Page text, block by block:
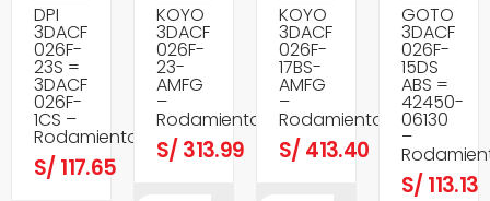
DPI
3DACF
026F-
23S =
3DACF
026F-
1CS –
Rodamientos
S/ 117.65
KOYO
3DACF
026F-
23-
AMFG
–
Rodamientos
S/ 313.99
KOYO
3DACF
026F-
17BS-
AMFG
–
Rodamientos
S/ 413.40
GOTO
3DACF
026F-
15DS
ABS =
42450-
06130
–
S/ 113.13